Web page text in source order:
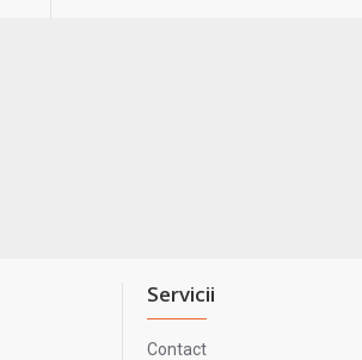
Servicii
Contact